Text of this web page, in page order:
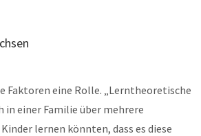
Faktoren eine Rolle. „Lerntheoretische
in einer Familie über mehrere
lernen könnten, dass es diese